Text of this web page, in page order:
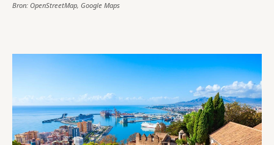
Bron: OpenStreetMap, Google Maps